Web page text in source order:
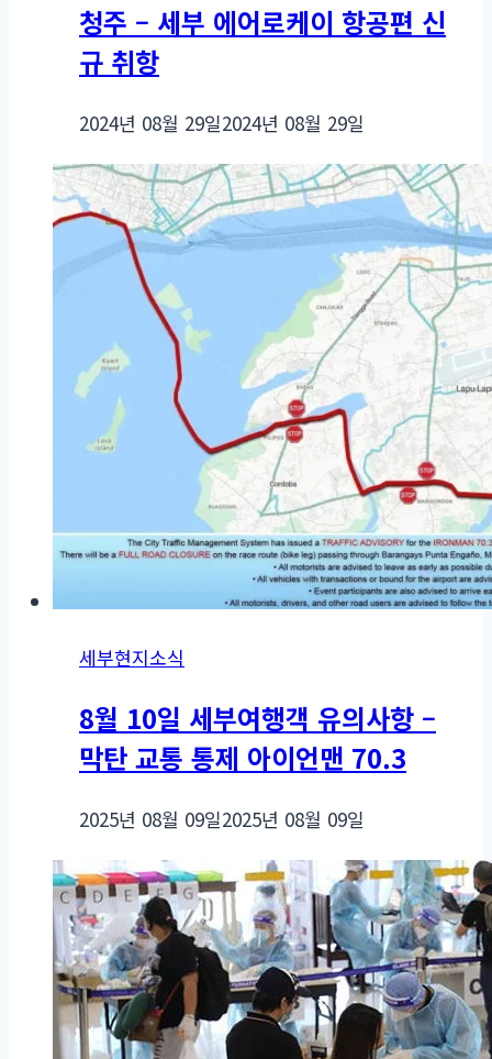
청주 – 세부 에어로케이 항공편 신
규 취항
2024년 08월 29일2024년 08월 29일
세부현지소식
8월 10일 세부여행객 유의사항 –
막탄 교통 통제 아이언맨 70.3
2025년 08월 09일2025년 08월 09일